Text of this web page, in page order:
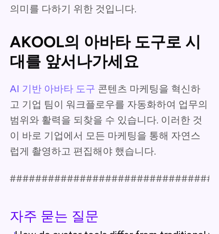
의미를 다하기 위한 것입니다.
AKOOL의 아바타 도구로 시
대를 앞서나가세요
AI 기반 아바타 도구 콘텐츠 마케팅을 혁신하
고 기업 팀이 워크플로우를 자동화하여 업무의
범위와 활력을 되찾을 수 있습니다. 이러한 것
이 바로 기업에서 모든 마케팅을 통해 자연스
럽게 촬영하고 편집해야 했습니다.
자주 묻는 질문